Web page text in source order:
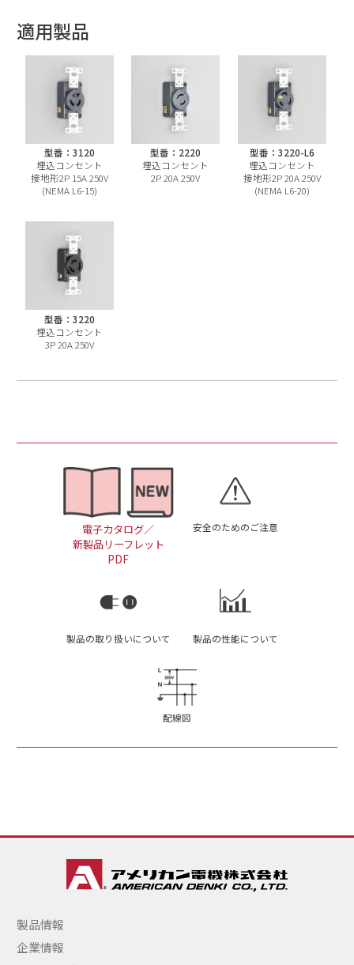
適用製品
型番：3120
埋込コンセント
接地形2P 15A 250V
(NEMA L6-15)
型番：2220
埋込コンセント
2P 20A 250V
型番：3220-L6
埋込コンセント
接地形2P 20A 250V
(NEMA L6-20)
型番：3220
埋込コンセント
3P 20A 250V
電子カタログ／
新製品リーフレット
PDF
安全のためのご注意
製品の取り扱いについて 製品の性能について
配線図
製品情報
企業情報